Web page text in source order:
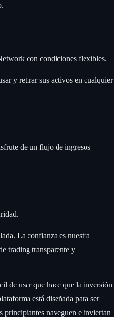
con condiciones flexibles.
y retirar sus activos en cualquier
de un flujo de ingresos
La confianza es nuestra
trading transparente y
de usar que hace que la inversión
está diseñada para ser
principiantes naveguen e inviertan